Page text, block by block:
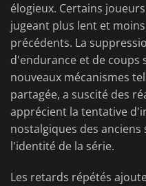
élogieux. Certains
jugeant plus lent et
précédents. La
d'endurance et de coups
nouveaux mécanismes
partagée, a suscité des
apprécient la tentative
nostalgiques des
l'identité de la série.
Les retards répétés